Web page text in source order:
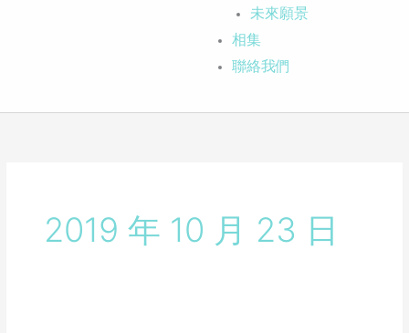
未來願景
相集
聯絡我們
2019 年 10 月 23 日